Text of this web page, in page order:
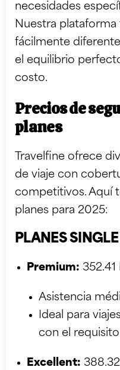
necesidades
Nuestra
fácilmente
el equilibrio
costo.
Precios de
planes
Travelfine ofrece
de viaje con
competitivos. Aquí
planes para 2025:
PLANES SINGLE
Premium: 352.41
Asistencia
Ideal para
con el
Excellent: